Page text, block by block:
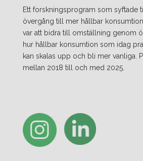
Ett forskningsprogram som syftade
övergång till mer hållbar
var att bidra till omställning genom
hur hållbar konsumtion som idag
kan skalas upp och bli mer vanliga.
mellan 2018 till och med 2025.